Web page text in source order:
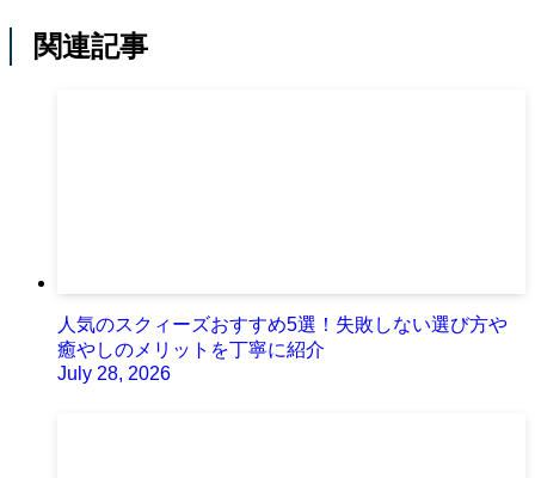
関連記事
人気のスクィーズおすすめ5選！失敗しない選び方や
癒やしのメリットを丁寧に紹介
July 28, 2026